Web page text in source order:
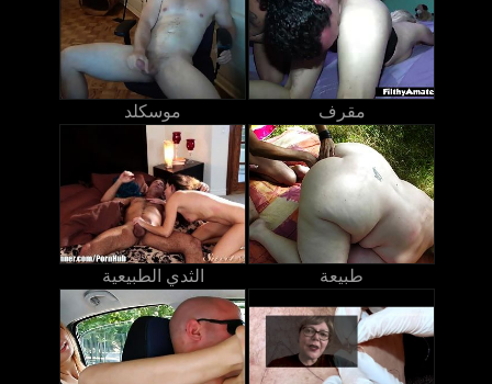
موسكلد مقرف
الثدي الطبيعية طبيعة